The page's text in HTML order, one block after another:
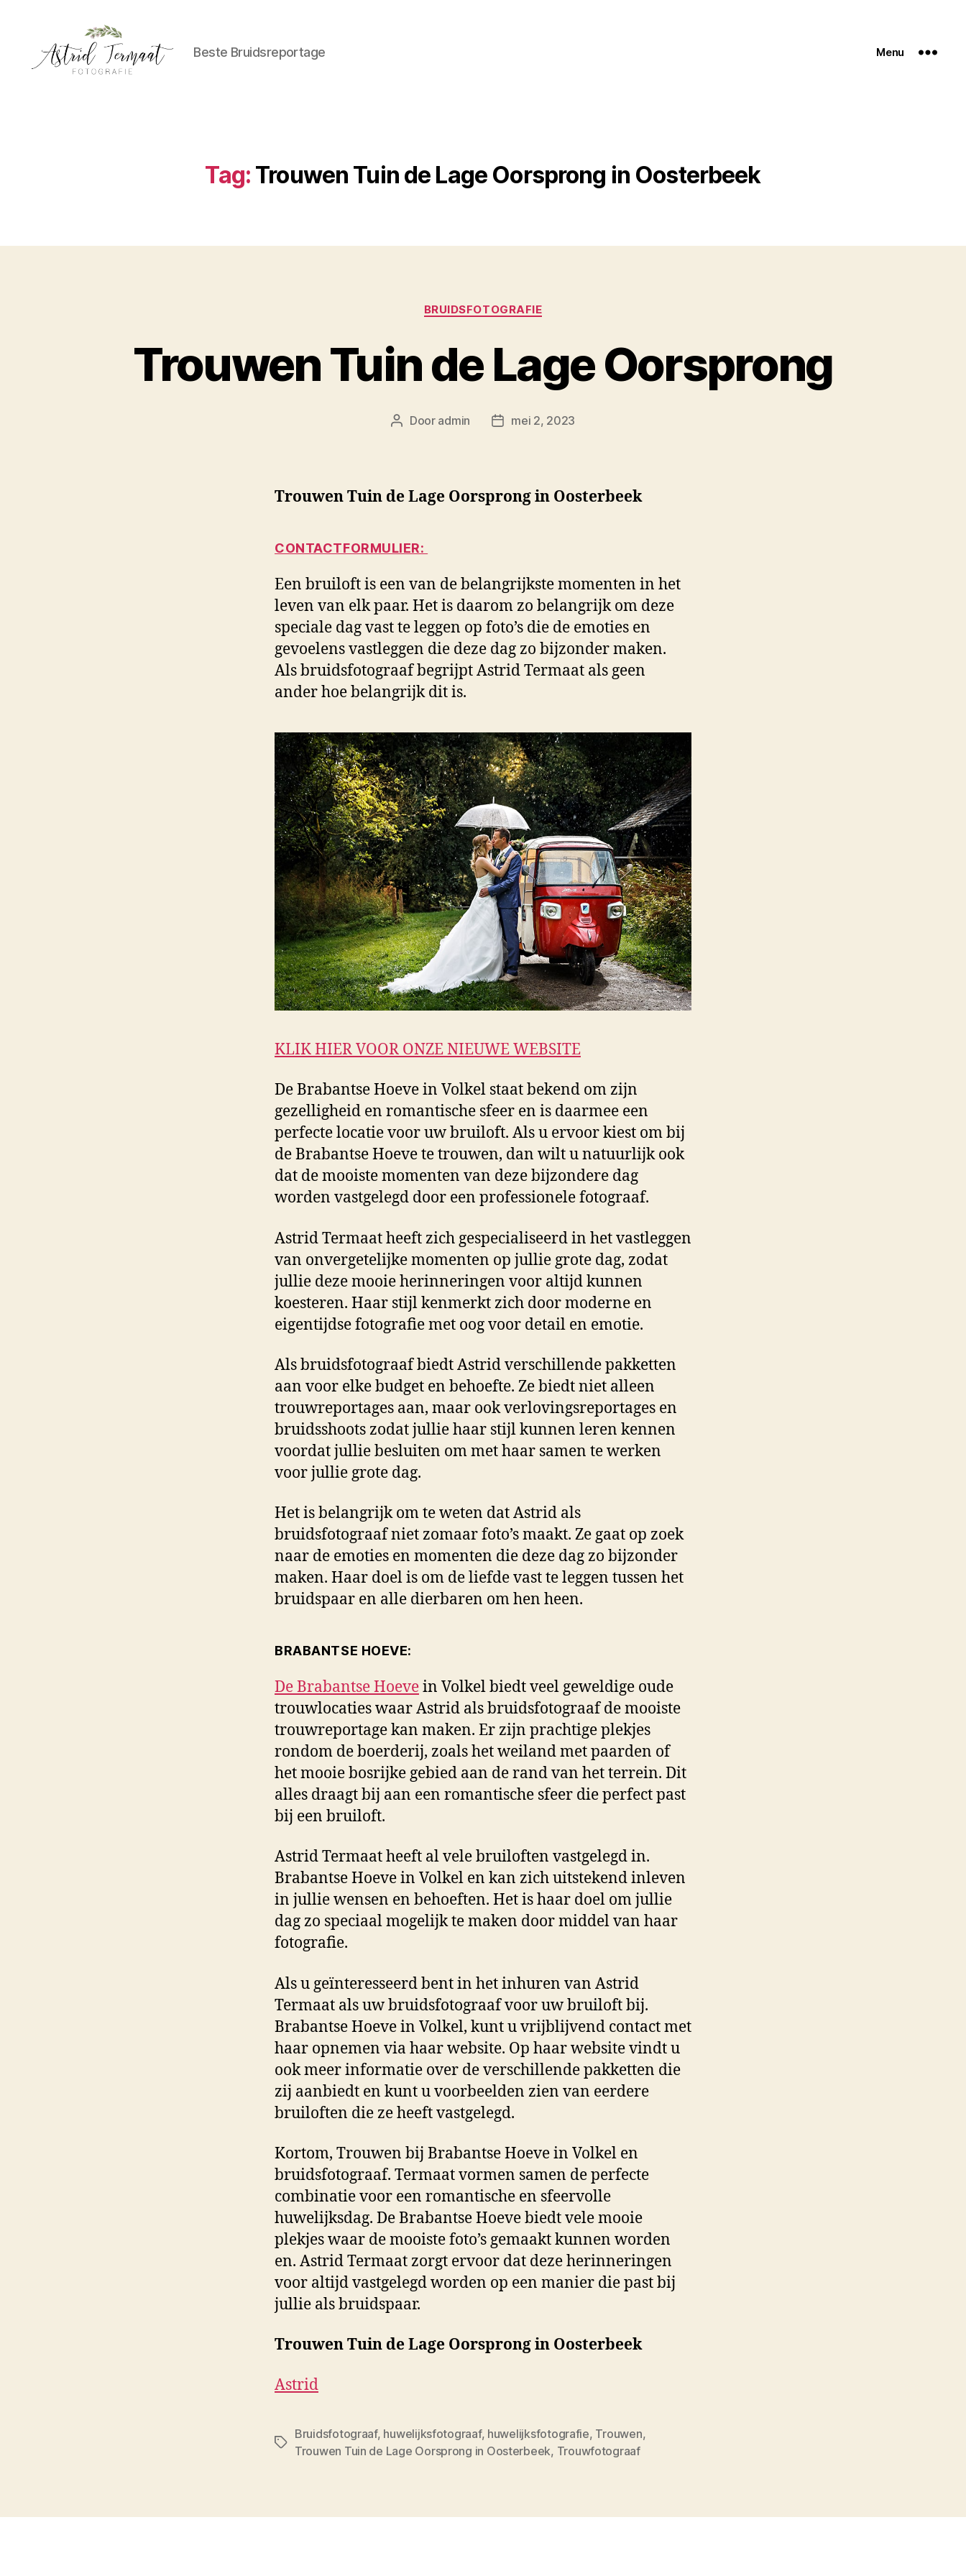
Beste Bruidsreportage Menu
Tag: Trouwen Tuin de Lage Oorsprong in Oosterbeek
Categorieën
BRUIDSFOTOGRAFIE
Trouwen Tuin de Lage Oorsprong
Berichtauteur
Door admin Berichtdatum
mei 2, 2023
Trouwen Tuin de Lage Oorsprong in Oosterbeek
CONTACTFORMULIER:
Een bruiloft is een van de belangrijkste momenten in het
leven van elk paar. Het is daarom zo belangrijk om deze
speciale dag vast te leggen op foto’s die de emoties en
gevoelens vastleggen die deze dag zo bijzonder maken.
Als bruidsfotograaf begrijpt Astrid Termaat als geen
ander hoe belangrijk dit is.
KLIK HIER VOOR ONZE NIEUWE WEBSITE
De Brabantse Hoeve in Volkel staat bekend om zijn
gezelligheid en romantische sfeer en is daarmee een
perfecte locatie voor uw bruiloft. Als u ervoor kiest om bij
de Brabantse Hoeve te trouwen, dan wilt u natuurlijk ook
dat de mooiste momenten van deze bijzondere dag
worden vastgelegd door een professionele fotograaf.
Astrid Termaat heeft zich gespecialiseerd in het vastleggen
van onvergetelijke momenten op jullie grote dag, zodat
jullie deze mooie herinneringen voor altijd kunnen
koesteren. Haar stijl kenmerkt zich door moderne en
eigentijdse fotografie met oog voor detail en emotie.
Als bruidsfotograaf biedt Astrid verschillende pakketten
aan voor elke budget en behoefte. Ze biedt niet alleen
trouwreportages aan, maar ook verlovingsreportages en
bruidsshoots zodat jullie haar stijl kunnen leren kennen
voordat jullie besluiten om met haar samen te werken
voor jullie grote dag.
Het is belangrijk om te weten dat Astrid als
bruidsfotograaf niet zomaar foto’s maakt. Ze gaat op zoek
naar de emoties en momenten die deze dag zo bijzonder
maken. Haar doel is om de liefde vast te leggen tussen het
bruidspaar en alle dierbaren om hen heen.
BRABANTSE HOEVE:
De Brabantse Hoevein Volkel biedt veel geweldige oude
trouwlocaties waar Astrid als bruidsfotograaf de mooiste
trouwreportage kan maken. Er zijn prachtige plekjes
rondom de boerderij, zoals het weiland met paarden of
het mooie bosrijke gebied aan de rand van het terrein. Dit
alles draagt bij aan een romantische sfeer die perfect past
bij een bruiloft.
Astrid Termaat heeft al vele bruiloften vastgelegd in.
Brabantse Hoeve in Volkel en kan zich uitstekend inleven
in jullie wensen en behoeften. Het is haar doel om jullie
dag zo speciaal mogelijk te maken door middel van haar
fotografie.
Als u geïnteresseerd bent in het inhuren van Astrid
Termaat als uw bruidsfotograaf voor uw bruiloft bij.
Brabantse Hoeve in Volkel, kunt u vrijblijvend contact met
haar opnemen via haar website. Op haar website vindt u
ook meer informatie over de verschillende pakketten die
zij aanbiedt en kunt u voorbeelden zien van eerdere
bruiloften die ze heeft vastgelegd.
Kortom, Trouwen bij Brabantse Hoeve in Volkel en
bruidsfotograaf. Termaat vormen samen de perfecte
combinatie voor een romantische en sfeervolle
huwelijksdag. De Brabantse Hoeve biedt vele mooie
plekjes waar de mooiste foto’s gemaakt kunnen worden
en. Astrid Termaat zorgt ervoor dat deze herinneringen
voor altijd vastgelegd worden op een manier die past bij
jullie als bruidspaar.
Trouwen Tuin de Lage Oorsprong in Oosterbeek
Astrid
Tags
Bruidsfotograaf, huwelijksfotograaf, huwelijksfotografie, Trouwen,
Trouwen Tuin de Lage Oorsprong in Oosterbeek, Trouwfotograaf